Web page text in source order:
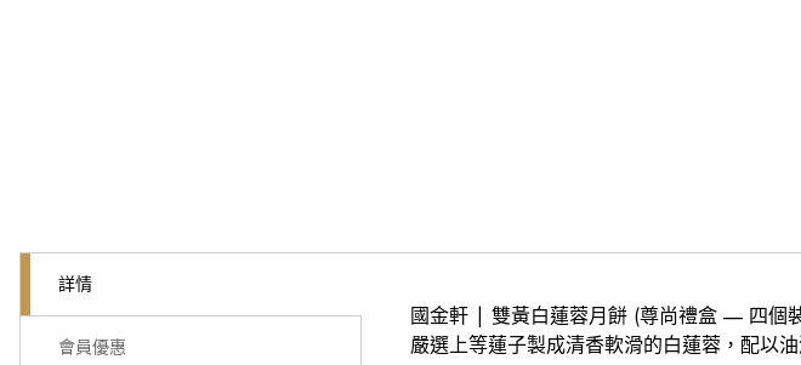
詳情
會員優惠
國金軒 | 雙黃白蓮蓉月餅 (尊尚禮盒 — 四個
嚴選上等蓮子製成清香軟滑的白蓮蓉，配以